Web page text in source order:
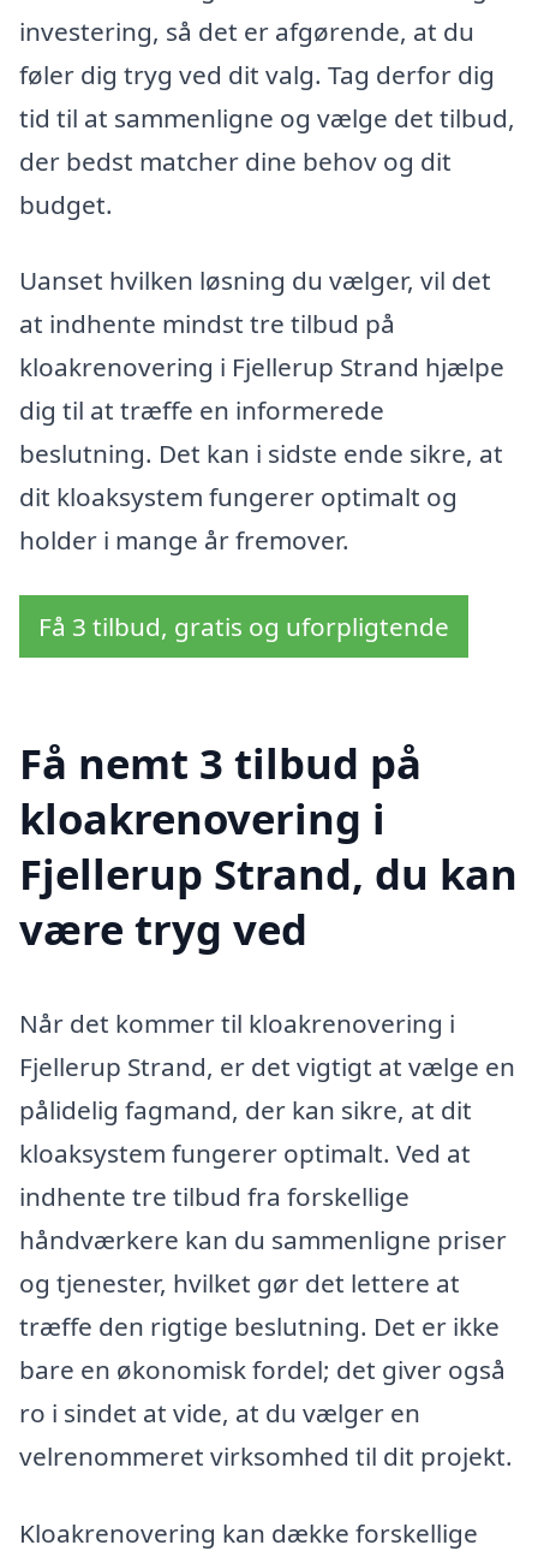
investering, så det er afgørende, at du
føler dig tryg ved dit valg. Tag derfor dig
tid til at sammenligne og vælge det tilbud,
der bedst matcher dine behov og dit
budget.
Uanset hvilken løsning du vælger, vil det
at indhente mindst tre tilbud på
kloakrenovering i Fjellerup Strand hjælpe
dig til at træffe en informerede
beslutning. Det kan i sidste ende sikre, at
dit kloaksystem fungerer optimalt og
holder i mange år fremover.
Få 3 tilbud, gratis og uforpligtende
Få nemt 3 tilbud på
kloakrenovering i
Fjellerup Strand, du kan
være tryg ved
Når det kommer til kloakrenovering i
Fjellerup Strand, er det vigtigt at vælge en
pålidelig fagmand, der kan sikre, at dit
kloaksystem fungerer optimalt. Ved at
indhente tre tilbud fra forskellige
håndværkere kan du sammenligne priser
og tjenester, hvilket gør det lettere at
træffe den rigtige beslutning. Det er ikke
bare en økonomisk fordel; det giver også
ro i sindet at vide, at du vælger en
velrenommeret virksomhed til dit projekt.
Kloakrenovering kan dække forskellige